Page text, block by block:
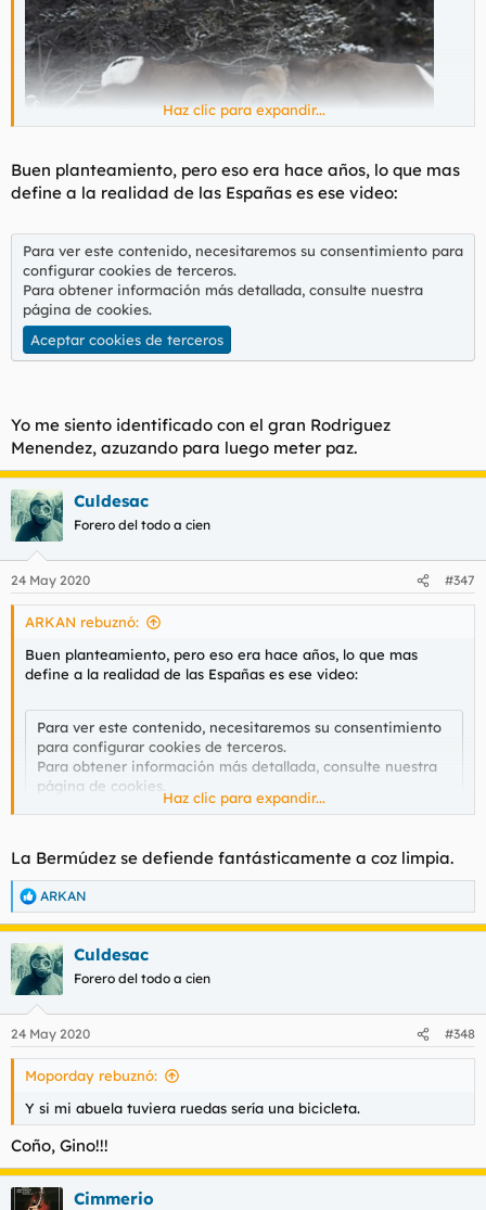
España en una imagen. Hoy, y siempre. En bucle.
Haz clic para expandir...
Buen planteamiento, pero eso era hace años, lo que mas
define a la realidad de las Españas es ese video:
Para ver este contenido, necesitaremos su consentimiento para
configurar cookies de terceros.
Para obtener información más detallada, consulte nuestra
página de cookies.
Aceptar cookies de terceros
Yo me siento identificado con el gran Rodriguez
Menendez, azuzando para luego meter paz.
Culdesac
Forero del todo a cien
24 May 2020 #347
ARKAN rebuznó:
Buen planteamiento, pero eso era hace años, lo que mas
define a la realidad de las Españas es ese video:
Para ver este contenido, necesitaremos su consentimiento
para configurar cookies de terceros.
Para obtener información más detallada, consulte nuestra
página de cookies
Aceptar cookies de terceros
Yo me siento identificado con el gran Rodriguez Menendez,
azuzando para luego meter paz.
Haz clic para expandir...
La Bermúdez se defiende fantásticamente a coz limpia.
R
e
a
c
c
i
e
s
ARKAN
Culdesac
Forero del todo a cien
24 May 2020 #348
Moporday rebuznó:
Y si mi abuela tuviera ruedas sería una bicicleta.
Coño, Gino!!!
Cimmerio